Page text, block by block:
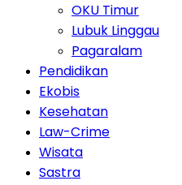
OKU Timur
Lubuk Linggau
Pagaralam
Pendidikan
Ekobis
Kesehatan
Law-Crime
Wisata
Sastra